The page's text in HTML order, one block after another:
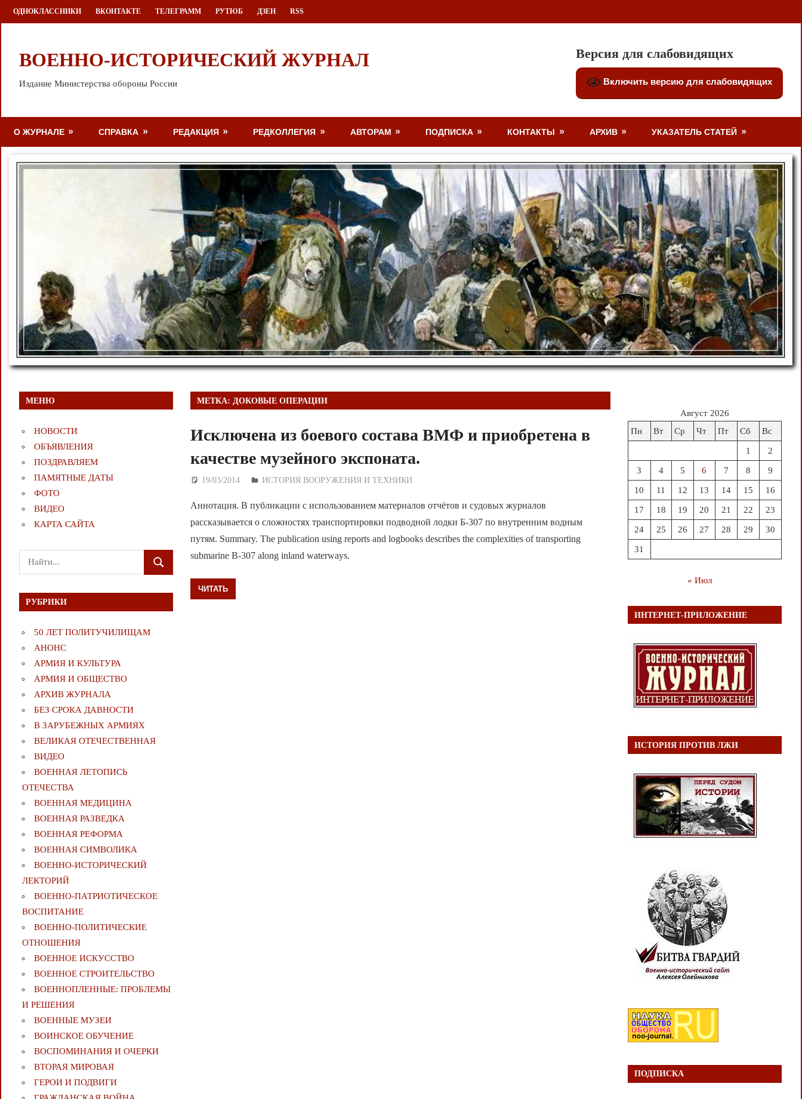
Перейти
к
ОДНОКЛАССНИКИ ВКОНТАКТЕ ТЕЛЕГРАММ РУТЮБ ДЗЕН RSS
ВОЕННО-ИСТОРИЧЕСКИЙ ЖУРНАЛ
Издание Министерства обороны России
Версия для слабовидящих
Включить версию для слабовидящих
О ЖУРНАЛЕ СПРАВКА РЕДАКЦИЯ РЕДКОЛЛЕГИЯ АВТОРАМ ПОДПИСКА КОНТАКТЫ АРХИВ УКАЗАТЕЛЬ СТАТЕЙ
МЕТКА: ДОКОВЫЕ ОПЕРАЦИИ
Исключена из боевого состава ВМФ и приобретена в
качестве музейного экспоната.
19/03/2014 Дежурный по Редакции
ИСТОРИЯ ВООРУЖЕНИЯ И ТЕХНИКИ
Аннотация. В публикации с использованием материалов отчётов и судовых журналов
рассказывается о сложностях транспортировки подводной лодки Б-307 по внутренним водным
путям. Summary. The publication using reports and logbooks describes the complexities of transporting
submarine B-307 along inland waterways.
ЧИТАТЬ
МЕНЮ
НОВОСТИ
ОБЪЯВЛЕНИЯ
ПОЗДРАВЛЯЕМ
ПАМЯТНЫЕ ДАТЫ
ФОТО
ВИДЕО
КАРТА САЙТА
Поиск
для:
ПОИСК
РУБРИКИ
50 ЛЕТ ПОЛИТУЧИЛИЩАМ
АНОНС
АРМИЯ И КУЛЬТУРА
АРМИЯ И ОБЩЕСТВО
АРХИВ ЖУРНАЛА
БЕЗ СРОКА ДАВНОСТИ
В ЗАРУБЕЖНЫХ АРМИЯХ
ВЕЛИКАЯ ОТЕЧЕСТВЕННАЯ
ВИДЕО
ВОЕННАЯ ЛЕТОПИСЬ
ОТЕЧЕСТВА
ВОЕННАЯ МЕДИЦИНА
ВОЕННАЯ РАЗВЕДКА
ВОЕННАЯ РЕФОРМА
ВОЕННАЯ СИМВОЛИКА
ВОЕННО-ИСТОРИЧЕСКИЙ
ЛЕКТОРИЙ
ВОЕННО-ПАТРИОТИЧЕСКОЕ
ВОСПИТАНИЕ
ВОЕННО-ПОЛИТИЧЕСКИE
ОТНОШЕНИЯ
ВОЕННОЕ ИСКУССТВО
ВОЕННОЕ СТРОИТЕЛЬСТВО
ВОЕННОПЛЕННЫЕ: ПРОБЛЕМЫ
И РЕШЕНИЯ
ВОЕННЫЕ МУЗЕИ
ВОИНСКОЕ ОБУЧЕНИЕ
ВОСПОМИНАНИЯ И ОЧЕРКИ
ВТОРАЯ МИРОВАЯ
ГЕРОИ И ПОДВИГИ
Август 2026
Пн
Вт Ср Чт Пт Сб Вс
1 2
3 4 5 6 7 8 9
10 11 12 13 14 15 16
17 18 19 20 21 22 23
24 25 26 27 28 29 30
31
« Июл
ИНТЕРНЕТ-ПРИЛОЖЕНИЕ
ИСТОРИЯ ПРОТИВ ЛЖИ
ПОДПИСКА